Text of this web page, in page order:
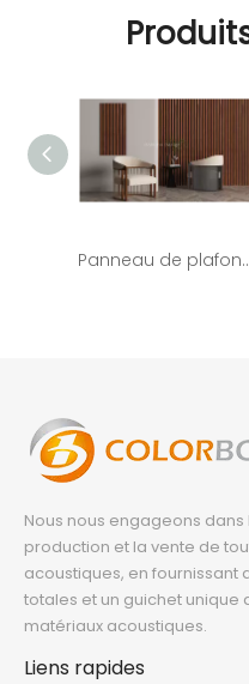
Panneau de plafond mural à lattes en
Nous nous engageons
production et la vente de
acoustiques, en fournissant
totales et un guichet
matériaux acoustiques.
Liens rapides